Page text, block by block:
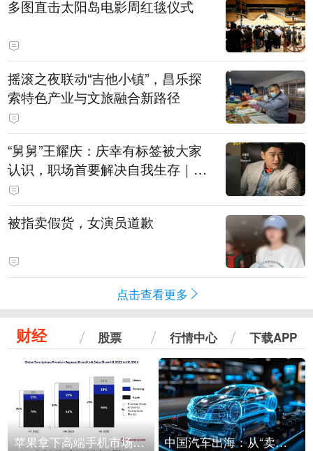
多图直击太阳岛电影周红毯仪式
摇滚之夜联动“吉他小镇”，昌乐探
索特色产业与文旅融合新路径
“舅舅”王耀庆：庆幸有标签被大家
认识，职场首要解决自我生存｜有
艺思
被指卖假货，女演员道歉
点击查看更多
财经 股票 行情中心 下载APP
苹果拿下高端手机市场65%的份额：iPhone 17系列功不可没 中国汽车出海：从“卖出去”到“走进去”